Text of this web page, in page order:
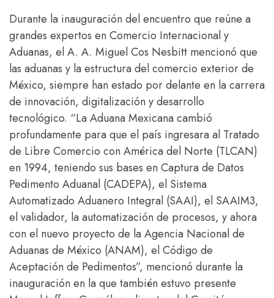
Durante la inauguración del encuentro que reúne a
grandes expertos en Comercio Internacional y
Aduanas, el A. A. Miguel Cos Nesbitt mencionó que
las aduanas y la estructura del comercio exterior de
México, siempre han estado por delante en la carrera
de innovación, digitalización y desarrollo
tecnológico. “La Aduana Mexicana cambió
profundamente para que el país ingresara al Tratado
de Libre Comercio con América del Norte (TLCAN)
en 1994, teniendo sus bases en Captura de Datos
Pedimento Aduanal (CADEPA), el Sistema
Automatizado Aduanero Integral (SAAI), el SAAIM3,
el validador, la automatización de procesos, y ahora
con el nuevo proyecto de la Agencia Nacional de
Aduanas de México (ANAM), el Código de
Aceptación de Pedimentos”, mencionó durante la
inauguración en la que también estuvo presente